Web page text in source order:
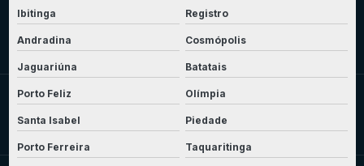
Ibitinga Registro
Andradina Cosmópolis
Jaguariúna Batatais
Porto Feliz Olímpia
Santa Isabel Piedade
Porto Ferreira Taquaritinga